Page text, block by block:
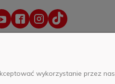
wykorzystanie przez nas